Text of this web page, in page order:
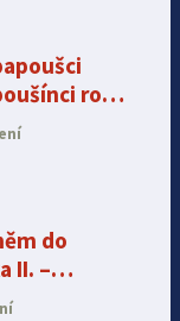
rodu
do
II. –